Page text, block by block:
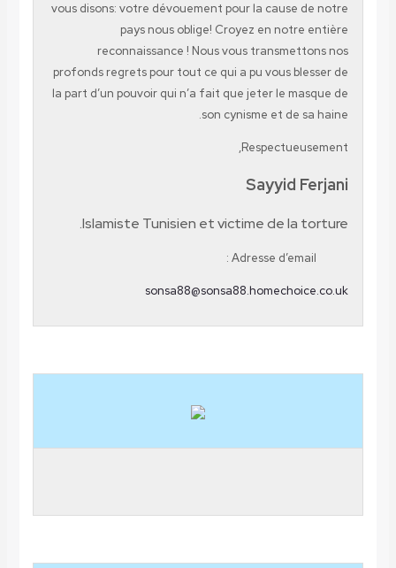
vous disons: votre dévouement pour la cause
pays nous oblige! Croyez en
reconnaissance ! Nous vous
profonds regrets pour tout ce qui a pu vous
la part d’un pouvoir qui n’a fait que jeter le
son cynisme et de
Sayyid
Islamiste Tunisien et victime de la